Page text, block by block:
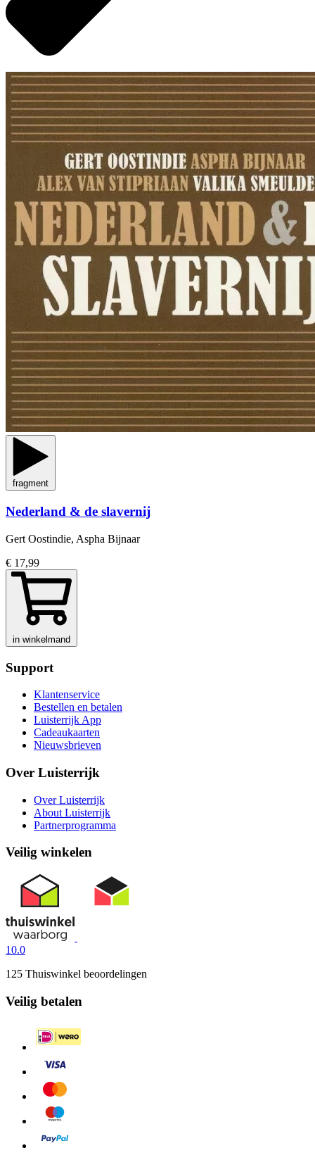
fragment
Nederland & de slavernij
Gert Oostindie, Aspha Bijnaar
€ 17,99
in winkelmand
Support
Klantenservice
Bestellen en betalen
Luisterrijk App
Cadeaukaarten
Nieuwsbrieven
Over Luisterrijk
Over Luisterrijk
About Luisterrijk
Partnerprogramma
Veilig winkelen
10.0
125 Thuiswinkel beoordelingen
Veilig betalen